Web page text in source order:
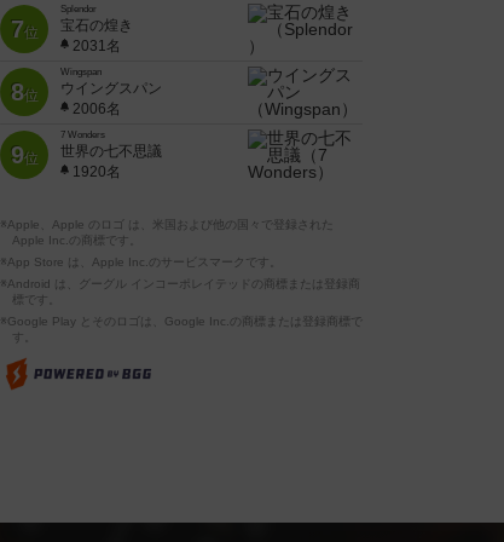
7位
Splendor
宝石の煌き
2031名
8位
Wingspan
ウイングスパン
2006名
9位
7 Wonders
世界の七不思議
1920名
※Apple、Apple のロゴ は、米国および他の国々で登録された
Apple Inc.の商標です。
※App Store は、Apple Inc.のサービスマークです。
※Android は、グーグル インコーポレイテッドの商標または登録商
標です。
※Google Play とそのロゴは、Google Inc.の商標または登録商標で
す。